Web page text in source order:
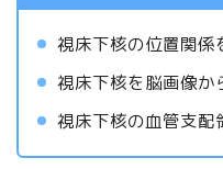
視床下核の位置関係
視床下核を脳画像か
視床下核の血管支配